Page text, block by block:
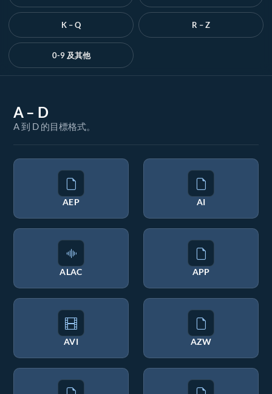
K – Q R – Z
0-9 及其他
A – D
A 到 D 的目標格式。
AEP AI
ALAC APP
AVI AZW